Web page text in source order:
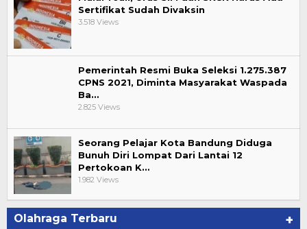
Sertifikat Sudah Divaksin
3.518 Views
Pemerintah Resmi Buka Seleksi 1.275.387
CPNS 2021, Diminta Masyarakat Waspada
Ba…
2.825 Views
Seorang Pelajar Kota Bandung Diduga
Bunuh Diri Lompat Dari Lantai 12
Pertokoan K…
1.982 Views
Olahraga Terbaru +